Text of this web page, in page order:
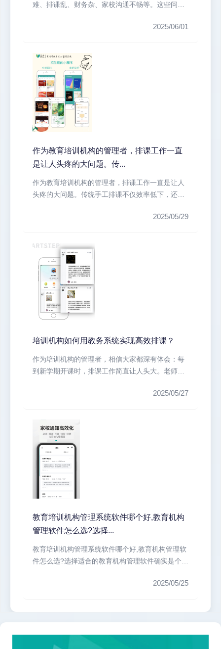
难、排课乱、财务杂、家校沟通不畅等。这些问题
2025/06/01
作为教育培训机构的管理者，排课工作一直
是让人头疼的大问题。传...
作为教育培训机构的管理者，排课工作一直是让人
头疼的大问题。传统手工排课不仅效率低下，还容
2025/05/29
培训机构如何用教务系统实现高效排课？
作为培训机构的管理者，相信大家都深有体会：每
到新学期开课时，排课工作简直让人头大。老师时
2025/05/27
教育培训机构管理系统软件哪个好,教育机构
管理软件怎么选?选择...
教育培训机构管理系统软件哪个好,教育机构管理软
件怎么选?选择适合的教育机构管理软件确实是个技
2025/05/25